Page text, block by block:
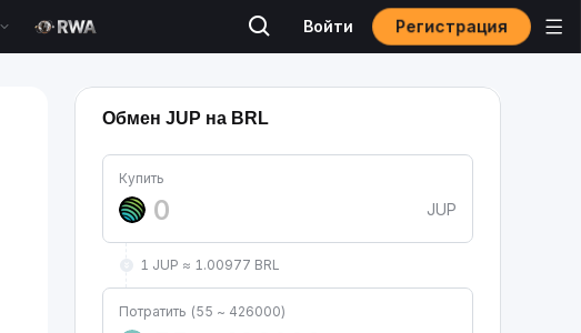
Войти Регистрация
Обмен JUP на BRL
Купить
JUP
1 JUP ≈ 1.00977 BRL
Потратить (55 ~ 426000)